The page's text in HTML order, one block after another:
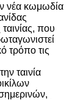
κωμωδία
που
τρόπο τις
ταινία